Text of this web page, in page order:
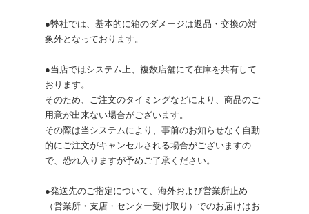
●弊社では、基本的に箱のダメージは返品・交換の対
象外となっております。
●当店ではシステム上、複数店舗にて在庫を共有して
おります。
そのため、ご注文のタイミングなどにより、商品のご
用意が出来ない場合がございます。
その際は当システムにより、事前のお知らせなく自動
的にご注文がキャンセルされる場合がございますの
で、恐れ入りますが予めご了承ください。
●発送先のご指定について、海外および営業所止め
（営業所・支店・センター受け取り）でのお届けはお